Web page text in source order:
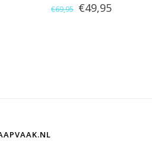
Grey)
€69,95 €49,95